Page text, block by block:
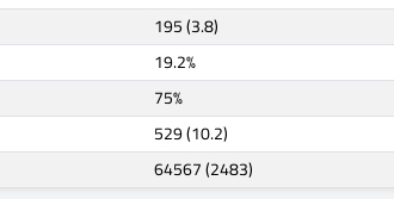
195 (3.8)
19.2%
75%
529 (10.2)
64567 (2483)